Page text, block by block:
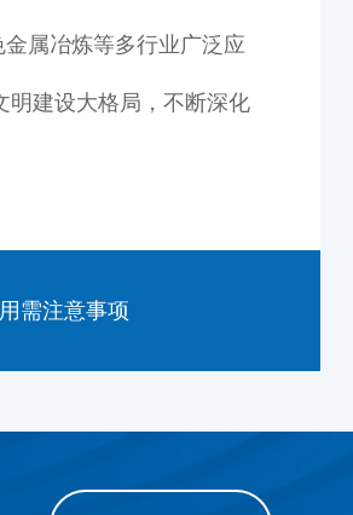
属冶炼等多行业广泛应
明建设大格局，不断深化
需注意事项